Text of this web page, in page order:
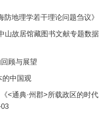
地理学若干理论问题刍议》
山故居馆藏图书文献专题数据
顾与展望
的中国观
<通典·州郡>所载政区的时代